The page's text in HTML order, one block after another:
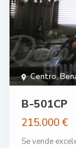
Centro,
B-501CP
215.000 €
Se vende